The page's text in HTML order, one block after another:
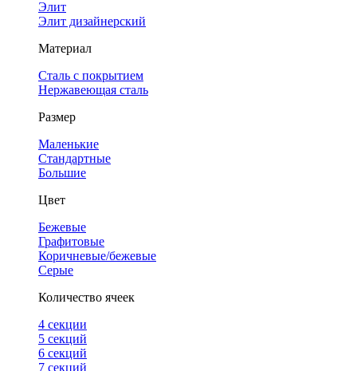
Элит
Элит дизайнерский
Материал
Сталь с покрытием
Нержавеющая сталь
Размер
Маленькие
Стандартные
Большие
Цвет
Бежевые
Графитовые
Коричневые/бежевые
Серые
Количество ячеек
4 cекции
5 секций
6 секций
7 секций